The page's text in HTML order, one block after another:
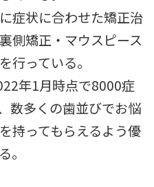
症状に合わせた矯正治
側矯正・マウスピース
行っている。
年1月時点で8000症
数多くの歯並びでお悩
持ってもらえるよう優
。